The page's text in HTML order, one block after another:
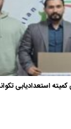
استعدادیابی